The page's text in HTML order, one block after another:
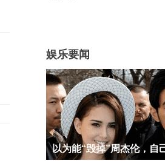
娱乐要闻
以为能“毁掉”周杰伦，自